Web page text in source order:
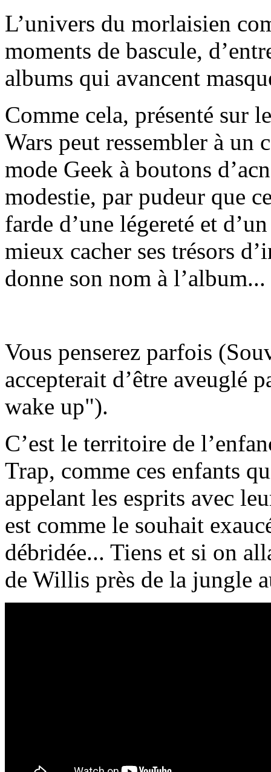
L’univers du morlaisien
moments de bascule,
albums qui avancent
Comme cela, présenté sur
Wars peut ressembler à un
mode Geek à boutons
modestie, par pudeur que
farde d’une légereté et
mieux cacher ses trésors
donne son nom à l’album...
Vous penserez parfois
accepterait d’être aveuglé
wake up").
C’est le territoire de
Trap, comme ces enfants
appelant les esprits avec
est comme le souhait
débridée... Tiens et si on
de Willis près de la jungle